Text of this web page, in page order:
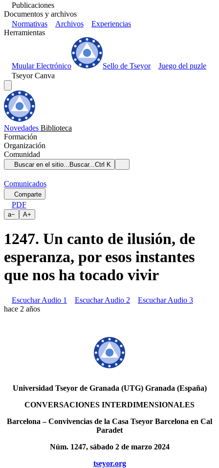
Publicaciones
Documentos y archivos
Normativas
Archivos
Experiencias
Herramientas
Muular Electrónico Sello de Tseyor
Juego del puzle
Tseyor Canva
Novedades Biblioteca
Formación
Organización
Comunidad
Buscar en el sitio... Buscar...Ctrl K
Comunicados
Comparte
PDF
a− A+
1247. Un canto de ilusión, de
esperanza, por esos instantes
que nos ha tocado vivir
Escuchar Audio 1 Escuchar Audio 2
Escuchar Audio 3
hace 2 años
Universidad Tseyor de Granada (UTG) Granada (España)
CONVERSACIONES INTERDIMENSIONALES
Barcelona – Convivencias de la Casa Tseyor Barcelona en Cal
Paradet
Núm. 1247, sábado 2 de marzo 2024
tseyor.org